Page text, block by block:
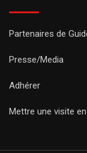
Partenaires de
Presse/Media
Adhérer
Mettre une visite